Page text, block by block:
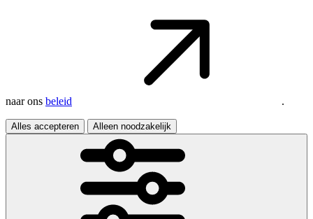
naar ons beleid .
Alles accepteren Alleen noodzakelijk